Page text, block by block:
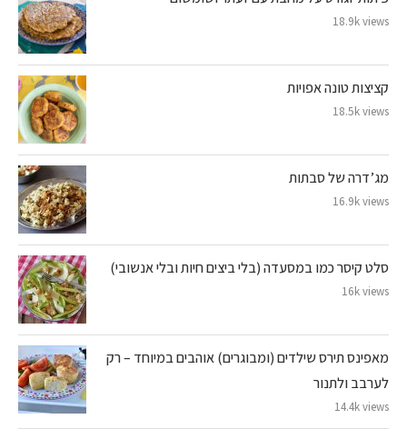
18.9k views
קציצות טונה אפויות
18.5k views
מג’דרה של סבתות
16.9k views
סלט קיסר כמו במסעדה (בלי ביצים חיות ובלי אנשובי)
16k views
מאפינס תירס שילדים (ומבוגרים) אוהבים במיוחד – רק
לערבב ולתנור
14.4k views